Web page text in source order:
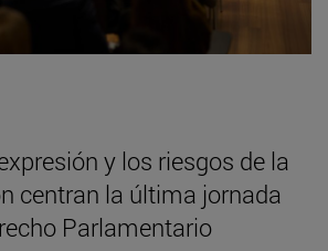
y los riesgos de la
centran la última jornada
Parlamentario